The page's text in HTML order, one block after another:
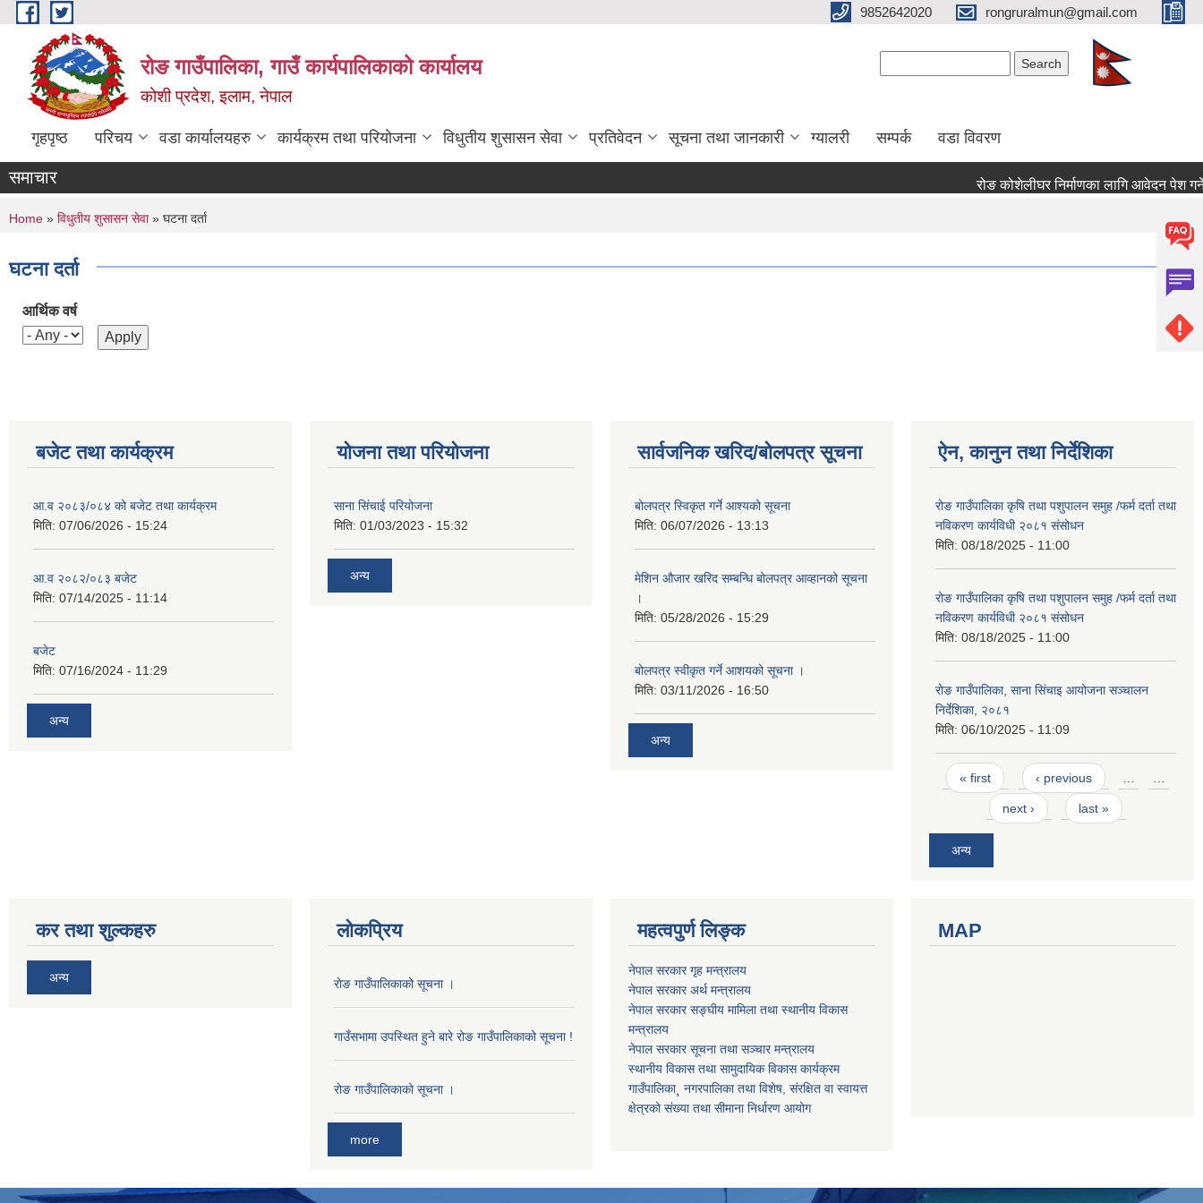
Skip to main content 9852642020 rongruralmun@gmail.com
रोङ गाउँपालिका, गाउँ कार्यपालिकाको कार्यालय
कोशी प्रदेश, इलाम, नेपाल
गृहपृष्ठ परिचय वडा कार्यालयहरु कार्यक्रम तथा परियोजना विधुतीय शुसासन सेवा प्रतिवेदन सूचना तथा जानकारी ग्यालरी सम्पर्क वडा विवरण
समाचार रोङ कोशेलीघर निर्माणका लागि आवेदन पेश गर्ने
You are here
Home » विधुतीय शुसासन सेवा» घटना दर्ता
घटना दर्ता
आर्थिक वर्ष
बजेट तथा कार्यक्रम
आ.व २०८३/०८४ को बजेट तथा कार्यक्रम
मिति: 07/06/2026 - 15:24
आ.व २०८२/०८३ बजेट
मिति: 07/14/2025 - 11:14
बजेट
मिति: 07/16/2024 - 11:29
अन्य
योजना तथा परियोजना
साना सिंचाई परियोजना
मिति: 01/03/2023 - 15:32
अन्य
सार्वजनिक खरिद/बोलपत्र सूचना
बोलपत्र स्विकृत गर्ने आश्यको सूचना
मिति: 06/07/2026 - 13:13
मेशिन औजार खरिद सम्बन्धि बोलपत्र आव्हानको सूचना
।
मिति: 05/28/2026 - 15:29
बोलपत्र स्वीकृत गर्ने आशयको सूचना ।
मिति: 03/11/2026 - 16:50
अन्य
ऐन, कानुन तथा निर्देशिका
रोङ गाउँपालिका कृषि तथा पशुपालन समुह /फर्म दर्ता तथा
नविकरण कार्यविधी २०८१ संसोधन
मिति: 08/18/2025 - 11:00
रोङ गाउँपालिका कृषि तथा पशुपालन समुह /फर्म दर्ता तथा
नविकरण कार्यविधी २०८१ संसोधन
मिति: 08/18/2025 - 11:00
रोङ गाउँपालिका, साना सिंचाइ आयोजना सञ्चालन
निर्देशिका, २०८१
मिति: 06/10/2025 - 11:09
Pages
« first ‹ previous
next › last »
अन्य
कर तथा शुल्कहरु
अन्य
लोकप्रिय
राेङ गाउँपालिकाको सूचना ।
गाउँसभामा उपस्थित हुने बारे रोङ गाउँपालिकाको सूचना !
राेङ गाउँपालिकाको सूचना ।
more
महत्वपुर्ण लिङ्क
नेपाल सरकार गृह मन्त्रालय
नेपाल सरकार अर्थ मन्त्रालय
नेपाल सरकार सङ्घीय मामिला तथा स्थानीय विकास
मन्त्रालय
नेपाल सरकार सूचना तथा सञ्चार मन्त्रालय
स्थानीय विकास तथा सामुदायिक विकास कार्यक्रम
गाउँपालिका¸ नगरपालिका तथा विशेष, संरक्षित वा स्वायत्त
क्षेत्रको संख्या तथा सीमाना निर्धारण आयोग
MAP